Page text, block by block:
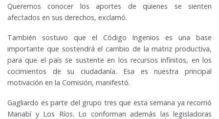
Queremos conocer los aportes de quienes se sienten
afectados en sus derechos, exclamó.
También sostuvo que el Código Ingenios es una base
importante que sostendrá el cambio de la matriz productiva,
para que el país se sustente en los recursos infinitos, en los
cocimientos de su ciudadanía. Esa es nuestra principal
motivación en la Comisión, manifestó.
Gagliardo es parte del grupo tres que esta semana ya recorrió
Manabí y Los Ríos. Lo conforman además las legisladoras